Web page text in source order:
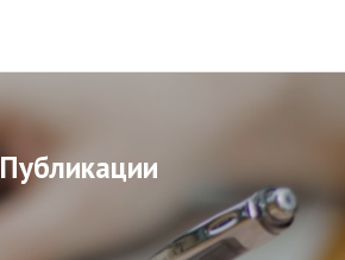
Публикации